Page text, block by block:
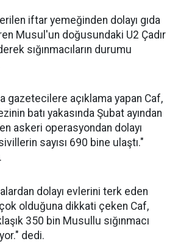
iftar yemeğinden dolayı gıda
Musul'un doğusundaki U2 Çadır
sığınmacıların durumu
gazetecilere açıklama yapan Caf,
batı yakasında Şubat ayından
askeri operasyondan dolayı
sayısı 690 bine ulaştı."
dolayı evlerini terk eden
çok olduğuna dikkati çeken Caf,
350 bin Musullu sığınmacı
dedi.